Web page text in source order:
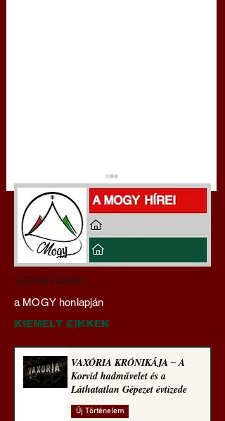
Darai Lajos:
Naplóbölcsességeim
(2023)
a Szilaj Csikón
a MOGY honlapján
KIEMELT CIKKEK
VAXÓRIA KRÓNIKÁJA ‒ A
Korvid hadművelet és a
Láthatatlan Gépezet évtizede
Új Történelem